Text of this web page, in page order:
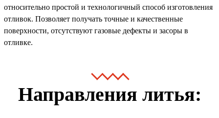
относительно простой и технологичный способ изготовления
отливок. Позволяет получать точные и качественные
поверхности, отсутствуют газовые дефекты и засоры в
отливке.
Направления литья: